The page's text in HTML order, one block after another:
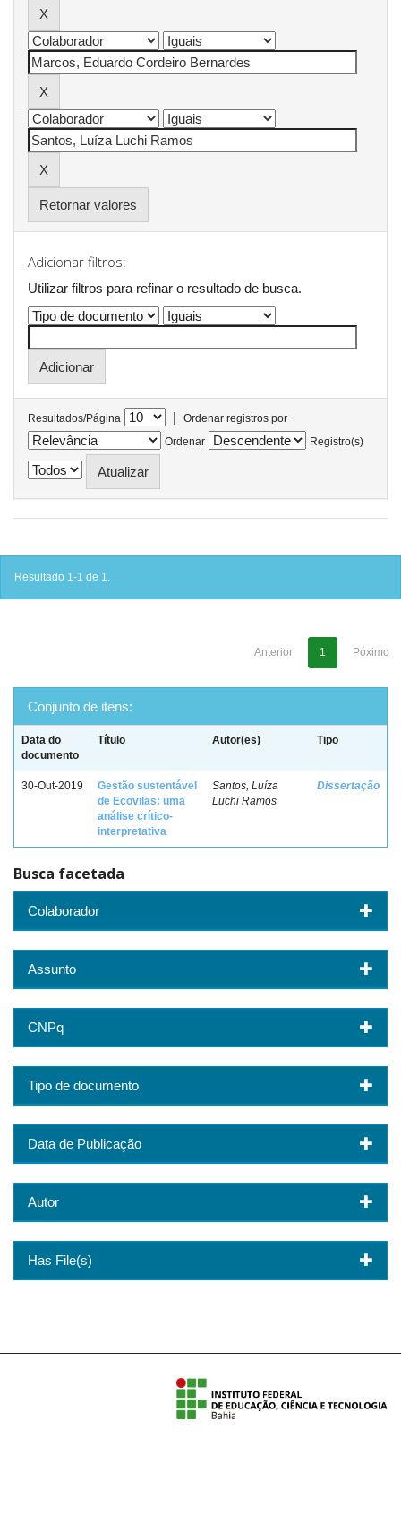
Retornar valores
Adicionar filtros:
Utilizar filtros para refinar o resultado de busca.
Resultados/Página |
Ordenar registros por
Ordenar
Registro(s)
Resultado 1-1 de 1.
Anterior 1 Póximo
Conjunto de itens:
Data do
documento
Título Autor(es) Tipo
30-Out-2019
Gestão sustentável
de Ecovilas: uma
análise crítico-
interpretativa
Santos, Luíza
Luchi Ramos
Dissertação
Busca facetada
Colaborador
Assunto
CNPq
Tipo de documento
Data de Publicação
Autor
Has File(s)